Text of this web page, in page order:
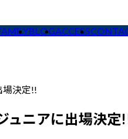
BLOGACCESS
場決定!!
ュニアに出場決定